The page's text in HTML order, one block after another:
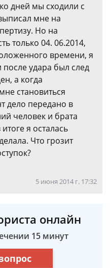
дней мы сходили с
мне на
Но на
только 04. 06.2014,
времени, я
удара был след
а когда
становиться
дело передано в
человек и брата
я осталась
Что грозит
5 июня 2014 г. 17:32
онлайн
15 минут